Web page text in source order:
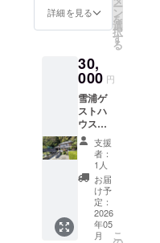
ます。
収穫体
験や、
使った
香辛料
ができ
ます
し、枝
は花材
にもな
りま
す。体
験等が
できな
い場合
でも、
実を買
詳細を見る ー
ン
を
選
択
す
る
30,
000 円
雪浦ゲ
ストハ
ウス森
田屋の
ペア宿
泊券 ・
宿泊可
能日
数：１
泊２日
（利用
可能時
支援
者：
1人
お届
け予
定：
2026
年05
月
こ